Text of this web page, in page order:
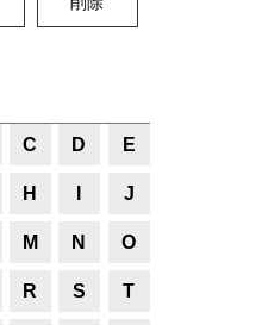
C D E
H J
M N O
R S T